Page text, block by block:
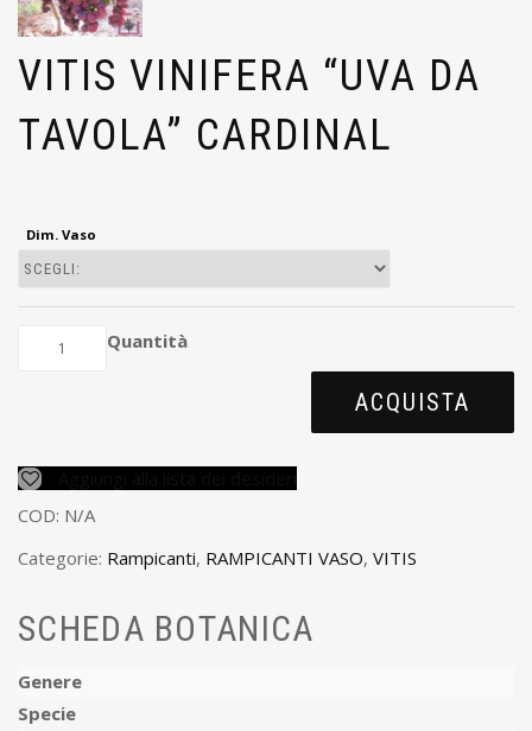
VITIS VINIFERA “UVA DA
TAVOLA” CARDINAL
Dim. Vaso
Quantità
ACQUISTA
COD: N/A
Categorie: Rampicanti, RAMPICANTI VASO, VITIS
SCHEDA BOTANICA
Genere
Specie